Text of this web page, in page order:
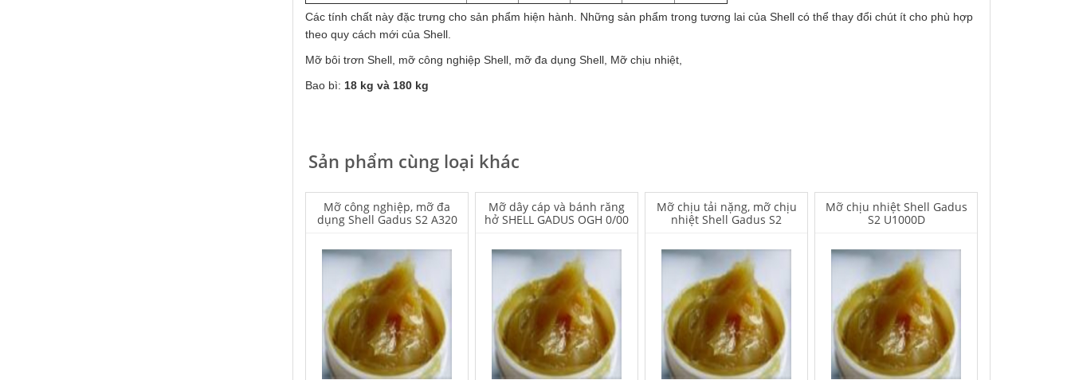
Các tính chất này đặc trưng cho sản phẩm hiện hành. Những sản phẩm trong tương lai của Shell có thể thay đổi chút ít cho phù hợp
theo quy cách mới của Shell.
Mỡ bôi trơn Shell, mỡ công nghiệp Shell, mỡ đa dụng Shell, Mỡ chịu nhiệt,
Bao bì: 18 kg và 180 kg
Sản phẩm cùng loại khác
Mỡ công nghiệp, mỡ đa
dụng Shell Gadus S2 A320
Mỡ dây cáp và bánh răng
hở SHELL GADUS OGH 0/00
Mỡ chịu tải nặng, mỡ chịu
nhiệt Shell Gadus S2
Mỡ chịu nhiệt Shell Gadus
S2 U1000D